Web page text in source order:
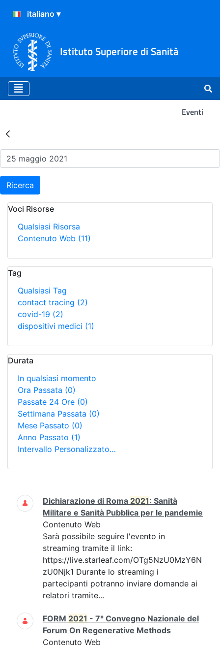
Istituto Superiore di Sanità
Eventi
Risultati della Ricerca -
Ricerca
Voci Risorse
Qualsiasi Risorsa
Contenuto Web (11)
Tag
Qualsiasi Tag
contact tracing (2)
covid-19 (2)
dispositivi medici (1)
Durata
In qualsiasi momento
Ora Passata (0)
Passate 24 Ore (0)
Settimana Passata (0)
Mese Passato (0)
Anno Passato (1)
Intervallo Personalizzato…
Ricerca
Dichiarazione di Roma 2021: Sanità
Militare e Sanità Pubblica per le pandemie
Contenuto Web
Sarà possibile seguire l'evento in
streaming tramite il link:
https://live.starleaf.com/OTg5NzU0MzY6N
zU0Njk1 Durante lo streaming i
partecipanti potranno inviare domande ai
relatori tramite...
FORM 2021 - 7° Convegno Nazionale del
Forum On Regenerative Methods
Contenuto Web